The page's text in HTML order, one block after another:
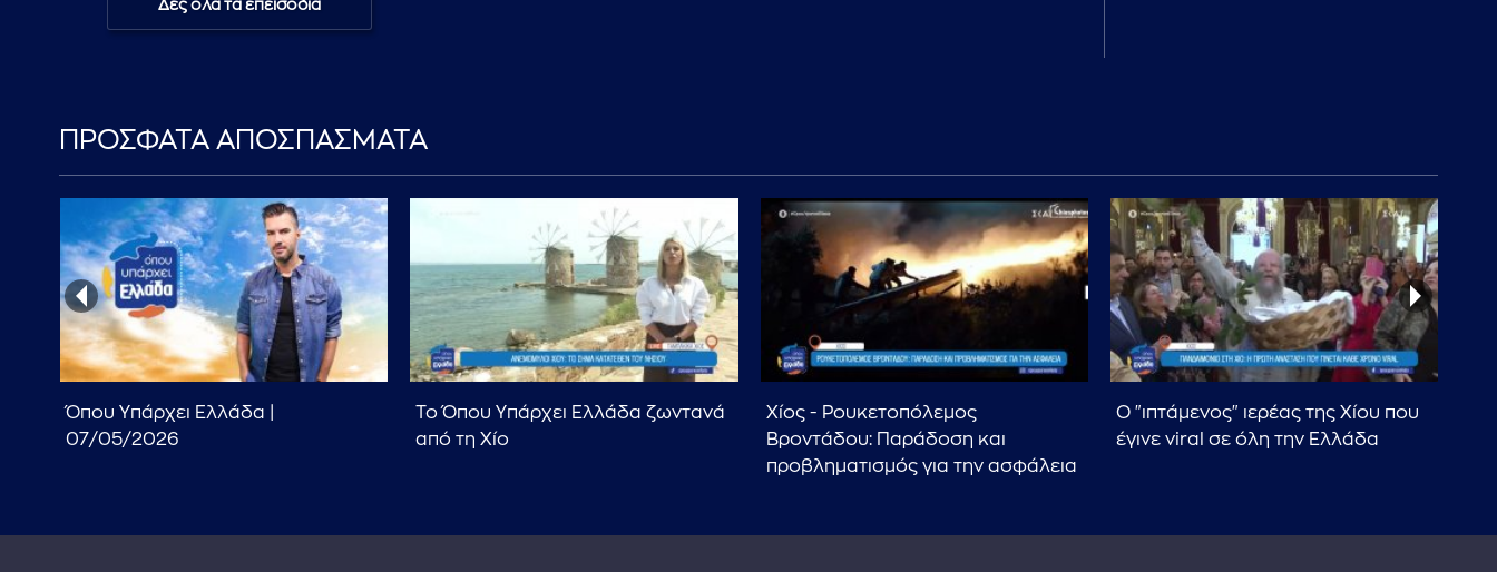
Δες όλα τα επεισόδια
ΠΡΟΣΦΑΤΑ ΑΠΟΣΠΑΣΜΑΤΑ
Όπου Υπάρχει Ελλάδα |
07/05/2026
Το Όπου Υπάρχει Ελλάδα ζωντανά
από τη Χίο
Χίος - Ρουκετοπόλεμος
Βροντάδου: Παράδοση και
προβληματισμός για την ασφάλεια
Ο "ιπτάμενος" ιερέας της Χίου που
έγινε viral σε όλη την Ελλάδα